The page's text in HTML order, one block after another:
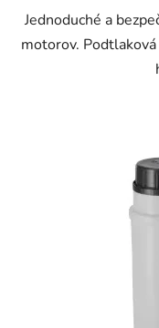
Jednoduché a
motorov.